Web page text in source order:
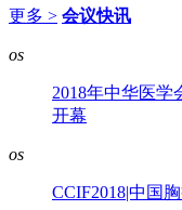
更多 > 会议快讯
os
2018年中华医学
开幕
os
CCIF2018|中国